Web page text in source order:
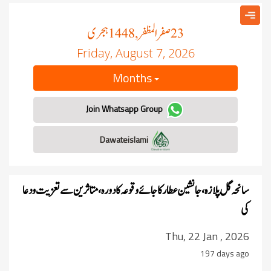
23صفر المظفر, 1448 ہجری
Friday, August 7, 2026
Months
Join Whatsapp Group
سانحہ گُل پلازہ،جانشین عطار کا جائے وقوعہ کا دورہ ، متاثرین سے تعزیت و دعا
کی
Thu, 22 Jan , 2026
197 days ago